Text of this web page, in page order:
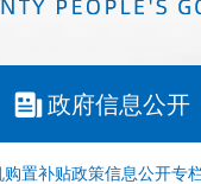
政府信息公开
购置补贴政策信息公开专